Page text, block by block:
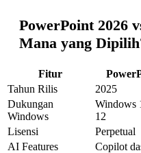
PowerPoint 2026
Mana yang
Fitur
Tahun Rilis
2025
Dukungan
Windows
Windows
12
Lisensi
Perpetual
AI Features
Copilot